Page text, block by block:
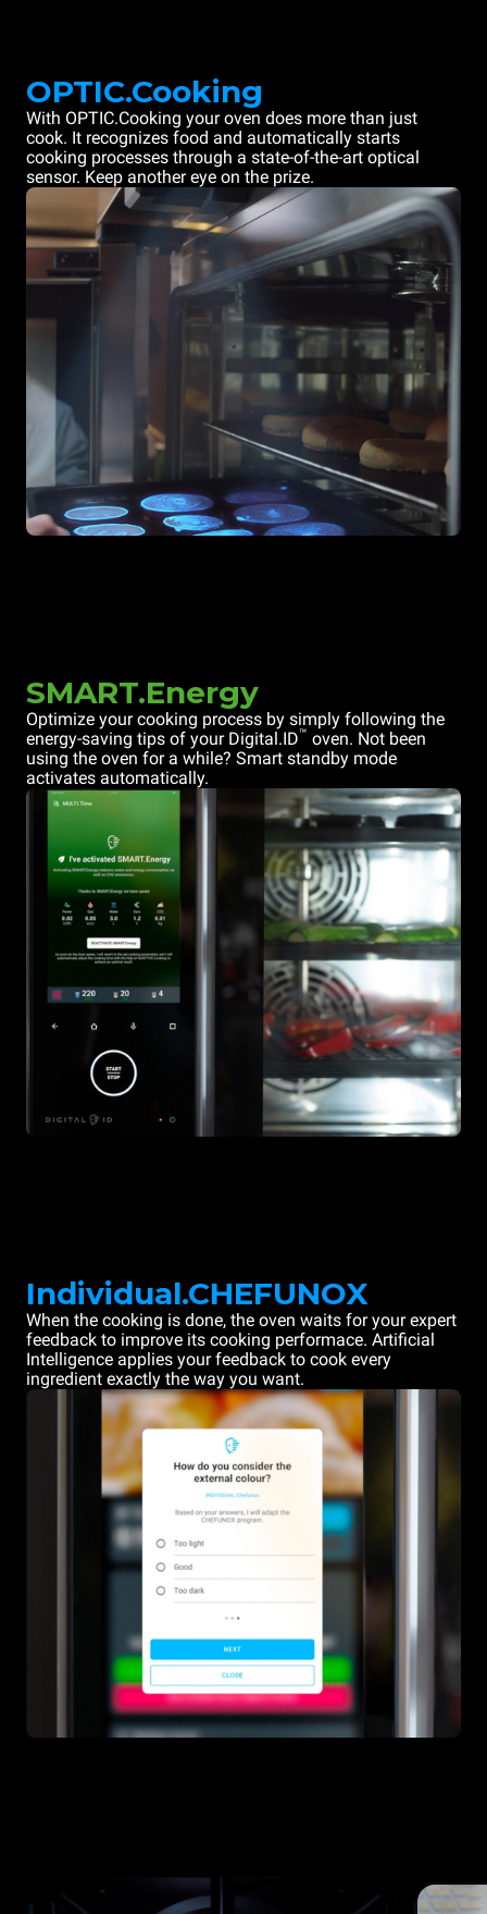
OPTIC.Cooking
With OPTIC.Cooking your oven does more than just
cook. It recognizes food and automatically starts
cooking processes through a state-of-the-art optical
sensor. Keep another eye on the prize.
SMART.Energy
Optimize your cooking process by simply following the
energy-saving tips of your Digital.ID™ oven. Not been
using the oven for a while? Smart standby mode
activates automatically.
Individual.CHEFUNOX
When the cooking is done, the oven waits for your expert
feedback to improve its cooking performace. Artificial
Intelligence applies your feedback to cook every
ingredient exactly the way you want.